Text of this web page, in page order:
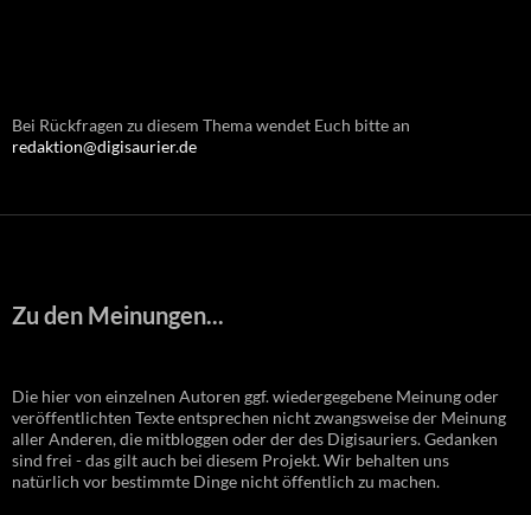
Bei Rückfragen zu diesem Thema wendet Euch bitte an
redaktion@digisaurier.de
Zu den Meinungen...
Die hier von einzelnen Autoren ggf. wiedergegebene Meinung oder
veröffentlichten Texte entsprechen nicht zwangsweise der Meinung
aller Anderen, die mitbloggen oder der des Digisauriers. Gedanken
sind frei - das gilt auch bei diesem Projekt. Wir behalten uns
natürlich vor bestimmte Dinge nicht öffentlich zu machen.